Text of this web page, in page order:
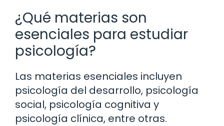
¿Qué materias son
esenciales para estudiar
psicología?
Las materias esenciales incluyen
psicología del desarrollo, psicología
social, psicología cognitiva y
psicología clínica, entre otras.